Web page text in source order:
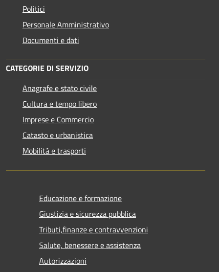
Politici
Personale Amministrativo
Documenti e dati
CATEGORIE DI SERVIZIO
Anagrafe e stato civile
Cultura e tempo libero
Imprese e Commercio
Catasto e urbanistica
Mobilità e trasporti
Educazione e formazione
Giustizia e sicurezza pubblica
Tributi,finanze e contravvenzioni
Salute, benessere e assistenza
Autorizzazioni